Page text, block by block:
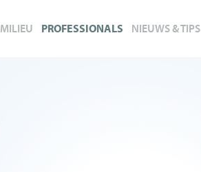
MILIEU PROFESSIONALS NIEUWS & TIPS